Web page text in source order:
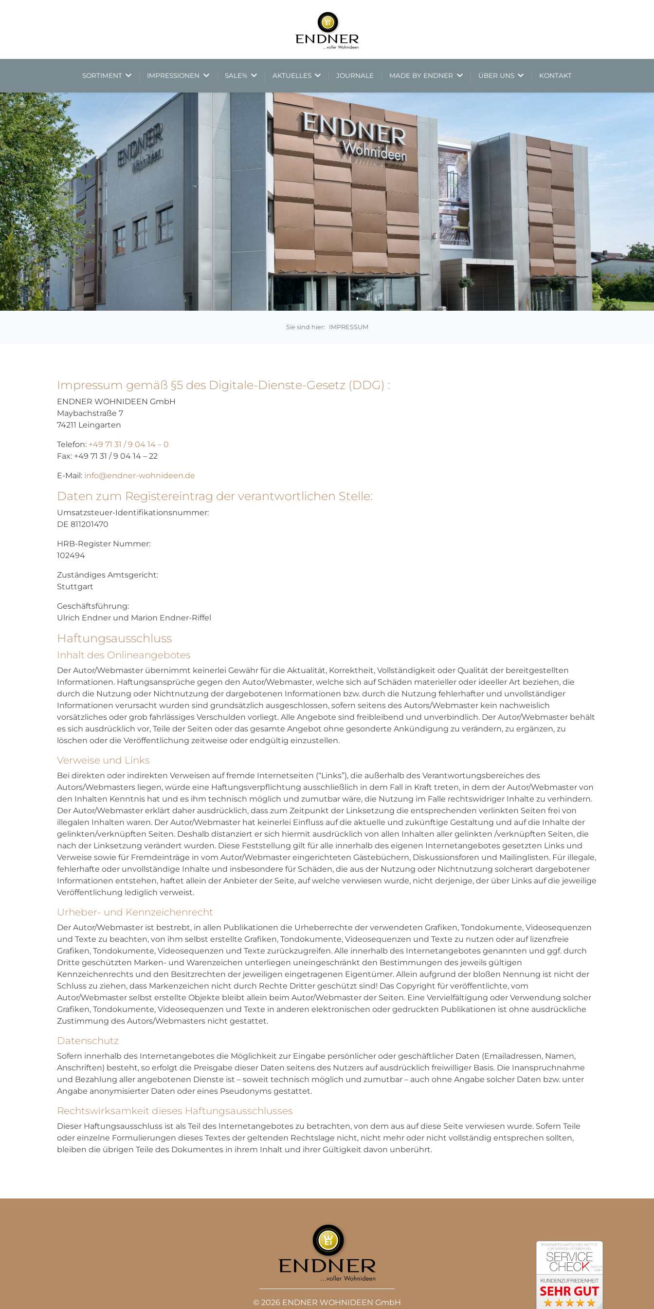
SORTIMENT IMPRESSIONEN SALE% AKTUELLES JOURNALE MADE BY ENDNER ÜBER UNS KONTAKT
IMPRESSUM
Impressum gemäß §5 des Digitale-Dienste-Gesetz (DDG) :
ENDNER WOHNIDEEN GmbH
Maybachstraße 7
74211 Leingarten
Telefon: +49 71 31 / 9 04 14 – 0
Fax: +49 71 31 / 9 04 14 – 22
E-Mail: info@endner-wohnideen.de
Daten zum Registereintrag der verantwortlichen Stelle:
Umsatzsteuer-Identifikationsnummer:
DE 811201470
HRB-Register Nummer:
102494
Zuständiges Amtsgericht:
Stuttgart
Geschäftsführung:
Ulrich Endner und Marion Endner-Riffel
Haftungsausschluss
Inhalt des Onlineangebotes
Der Autor/Webmaster übernimmt keinerlei Gewähr für die Aktualität, Korrektheit, Vollständigkeit oder Qualität der bereitgestellten
Informationen. Haftungsansprüche gegen den Autor/Webmaster, welche sich auf Schäden materieller oder ideeller Art beziehen, die
durch die Nutzung oder Nichtnutzung der dargebotenen Informationen bzw. durch die Nutzung fehlerhafter und unvollständiger
Informationen verursacht wurden sind grundsätzlich ausgeschlossen, sofern seitens des Autors/Webmaster kein nachweislich
vorsätzliches oder grob fahrlässiges Verschulden vorliegt. Alle Angebote sind freibleibend und unverbindlich. Der Autor/Webmaster behält
es sich ausdrücklich vor, Teile der Seiten oder das gesamte Angebot ohne gesonderte Ankündigung zu verändern, zu ergänzen, zu
löschen oder die Veröffentlichung zeitweise oder endgültig einzustellen.
Verweise und Links
Bei direkten oder indirekten Verweisen auf fremde Internetseiten (“Links”), die außerhalb des Verantwortungsbereiches des
Autors/Webmasters liegen, würde eine Haftungsverpflichtung ausschließlich in dem Fall in Kraft treten, in dem der Autor/Webmaster von
den Inhalten Kenntnis hat und es ihm technisch möglich und zumutbar wäre, die Nutzung im Falle rechtswidriger Inhalte zu verhindern.
Der Autor/Webmaster erklärt daher ausdrücklich, dass zum Zeitpunkt der Linksetzung die entsprechenden verlinkten Seiten frei von
illegalen Inhalten waren. Der Autor/Webmaster hat keinerlei Einfluss auf die aktuelle und zukünftige Gestaltung und auf die Inhalte der
gelinkten/verknüpften Seiten. Deshalb distanziert er sich hiermit ausdrücklich von allen Inhalten aller gelinkten /verknüpften Seiten, die
nach der Linksetzung verändert wurden. Diese Feststellung gilt für alle innerhalb des eigenen Internetangebotes gesetzten Links und
Verweise sowie für Fremdeinträge in vom Autor/Webmaster eingerichteten Gästebüchern, Diskussionsforen und Mailinglisten. Für illegale,
fehlerhafte oder unvollständige Inhalte und insbesondere für Schäden, die aus der Nutzung oder Nichtnutzung solcherart dargebotener
Informationen entstehen, haftet allein der Anbieter der Seite, auf welche verwiesen wurde, nicht derjenige, der über Links auf die jeweilige
Veröffentlichung lediglich verweist.
Urheber- und Kennzeichenrecht
Der Autor/Webmaster ist bestrebt, in allen Publikationen die Urheberrechte der verwendeten Grafiken, Tondokumente, Videosequenzen
und Texte zu beachten, von ihm selbst erstellte Grafiken, Tondokumente, Videosequenzen und Texte zu nutzen oder auf lizenzfreie
Grafiken, Tondokumente, Videosequenzen und Texte zurückzugreifen. Alle innerhalb des Internetangebotes genannten und ggf. durch
Dritte geschützten Marken- und Warenzeichen unterliegen uneingeschränkt den Bestimmungen des jeweils gültigen
Kennzeichenrechts und den Besitzrechten der jeweiligen eingetragenen Eigentümer. Allein aufgrund der bloßen Nennung ist nicht der
Schluss zu ziehen, dass Markenzeichen nicht durch Rechte Dritter geschützt sind! Das Copyright für veröffentlichte, vom
Autor/Webmaster selbst erstellte Objekte bleibt allein beim Autor/Webmaster der Seiten. Eine Vervielfältigung oder Verwendung solcher
Grafiken, Tondokumente, Videosequenzen und Texte in anderen elektronischen oder gedruckten Publikationen ist ohne ausdrückliche
Zustimmung des Autors/Webmasters nicht gestattet.
Datenschutz
Sofern innerhalb des Internetangebotes die Möglichkeit zur Eingabe persönlicher oder geschäftlicher Daten (Emailadressen, Namen,
Anschriften) besteht, so erfolgt die Preisgabe dieser Daten seitens des Nutzers auf ausdrücklich freiwilliger Basis. Die Inanspruchnahme
und Bezahlung aller angebotenen Dienste ist – soweit technisch möglich und zumutbar – auch ohne Angabe solcher Daten bzw. unter
Angabe anonymisierter Daten oder eines Pseudonyms gestattet.
Rechtswirksamkeit dieses Haftungsausschlusses
Dieser Haftungsausschluss ist als Teil des Internetangebotes zu betrachten, von dem aus auf diese Seite verwiesen wurde. Sofern Teile
oder einzelne Formulierungen dieses Textes der geltenden Rechtslage nicht, nicht mehr oder nicht vollständig entsprechen sollten,
bleiben die übrigen Teile des Dokumentes in ihrem Inhalt und ihrer Gültigkeit davon unberührt.
© 2026 ENDNER WOHNIDEEN GmbH